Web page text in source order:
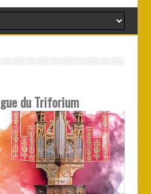
du Triforium